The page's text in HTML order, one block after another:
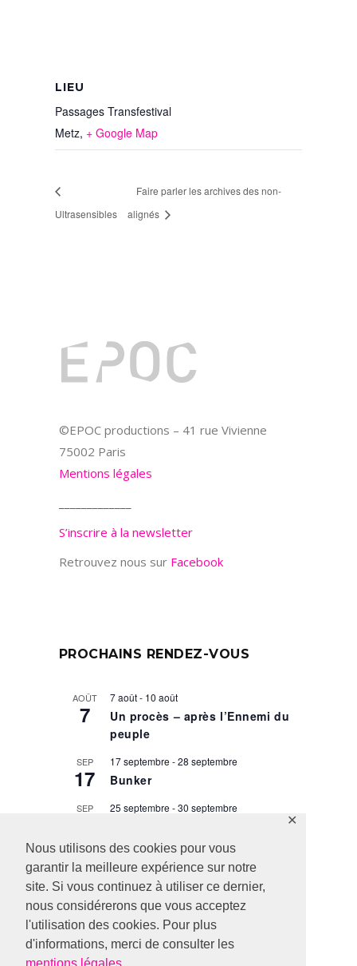
Nous utilisons des cookies pour vous
garantir la meilleure expérience sur notre
site. Si vous continuez à utiliser ce dernier,
nous considérerons que vous acceptez
l'utilisation des cookies. Pour plus
d'informations, merci de consulter les
mentions légales
✕
LIEU
Passages Transfestival
Metz, + Google Map
Ultrasensibles
Faire parler les archives des non-
alignés
©EPOC productions – 41 rue Vivienne
75002 Paris
Mentions légales
S’inscrire à la newsletter
Retrouvez nous sur Facebook
PROCHAINS RENDEZ-VOUS
AOÛT
7
7 août- 10 août
Un procès – après l’Ennemi du
peuple
SEP
17
17 septembre -28 septembre
Bunker
SEP 25 septembre -30 septembre
SEP
29
29 septembre- 9 octobre
Scènes de la vie conjugale
OCT
1
1 octobre-4 octobre
Hamlet
Voir le calendrier